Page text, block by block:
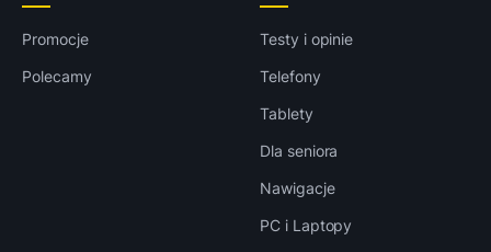
Promocje
Polecamy
Testy i opinie
Telefony
Tablety
Dla seniora
Nawigacje
PC i Laptopy